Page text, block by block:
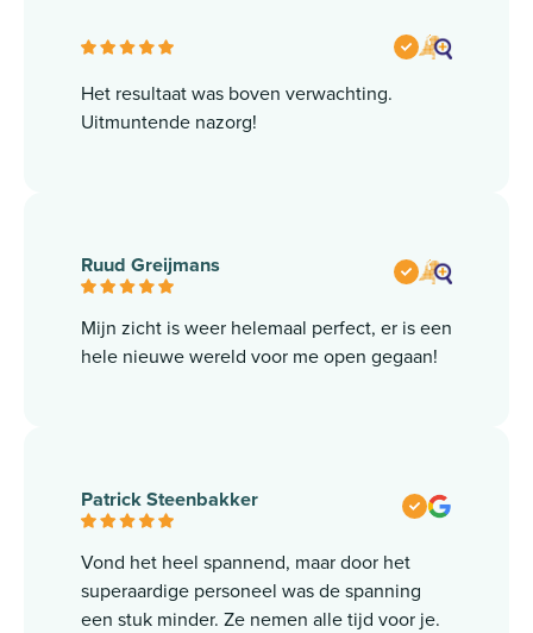
Het resultaat was boven verwachting.
Uitmuntende nazorg!
Ruud Greijmans
Mijn zicht is weer helemaal perfect, er is een
hele nieuwe wereld voor me open gegaan!
Patrick Steenbakker
Vond het heel spannend, maar door het
superaardige personeel was de spanning
een stuk minder. Ze nemen alle tijd voor je.